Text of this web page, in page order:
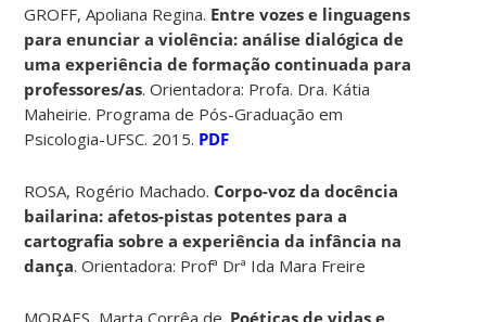
GROFF, Apoliana Regina. Entre vozes e linguagens
para enunciar a violência: análise dialógica de
uma experiência de formação continuada para
professores/as. Orientadora: Profa. Dra. Kátia
Maheirie. Programa de Pós-Graduação em
Psicologia-UFSC. 2015. PDF
ROSA, Rogério Machado. Corpo-voz da docência
bailarina: afetos-pistas potentes para a
cartografia sobre a experiência da infância na
dança. Orientadora: Profª Drª Ida Mara Freire
MORAES, Marta Corrêa de. Poéticas de vidas e